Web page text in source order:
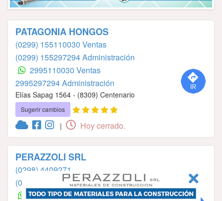
PATAGONIA HONGOS
(0299) 155110030 Ventas
(0299) 155297294 Administración
2995110030 Ventas
2995297294 Administración
Elías Sapag 1564 - (8309) Centenario
Sugerir cambios
| Hoy cerrado.
PERAZZOLI SRL
(0298) 4409271
(0298) 154923081
2984923081